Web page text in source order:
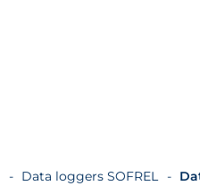
Data loggers SOFREL